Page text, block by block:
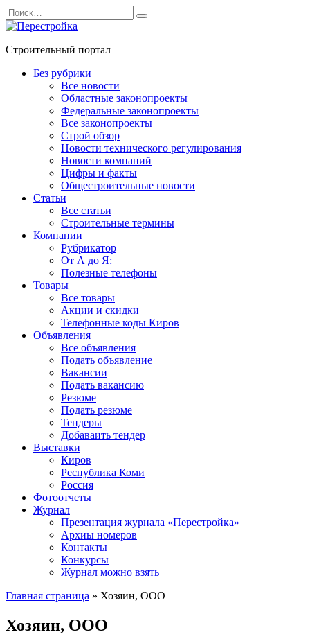
Перейти
к
содержанию
Search
for:
Строительный портал
Без рубрики
Все новости
Областные законопроекты
Федеральные законопроекты
Все законопроекты
Строй обзор
Новости технического регулирования
Новости компаний
Цифры и факты
Общестроительные новости
Статьи
Все статьи
Строительные термины
Компании
Рубрикатор
От А до Я:
Полезные телефоны
Товары
Все товары
Акции и скидки
Телефонные коды Киров
Объявления
Все объявления
Подать объявление
Вакансии
Подать вакансию
Резюме
Подать резюме
Тендеры
Добаваить тендер
Выставки
Киров
Республика Коми
Россия
Фотоотчеты
Журнал
Презентация журнала «Перестройка»
Архиы номеров
Контакты
Конкурсы
Журнал можно взять
Главная страница » Хозяин, ООО
Хозяин, ООО